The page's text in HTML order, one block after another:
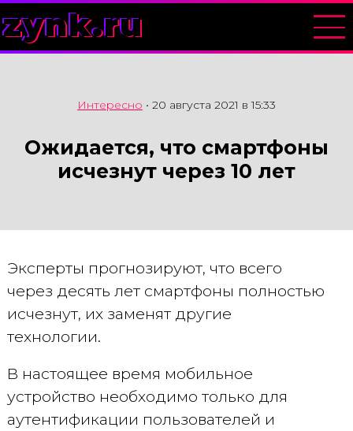
zynk.ru
Интересно • 20 августа 2021 в 15:33
Ожидается, что смартфоны
исчезнут через 10 лет
Эксперты прогнозируют, что всего
через десять лет смартфоны полностью
исчезнут, их заменят другие
технологии.
В настоящее время мобильное
устройство необходимо только для
аутентификации пользователей и